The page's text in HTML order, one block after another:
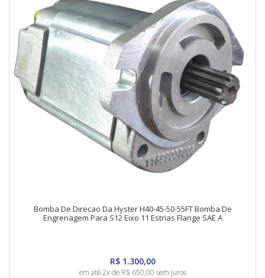
Bomba De Direcao Da Hyster H40-45-50-55FT Bomba De
Engrenagem Para S12 Eixo 11 Estrias Flange SAE A
R$ 1.300,00
em até 2x de R$ 650,00 sem juros